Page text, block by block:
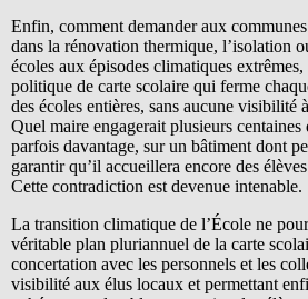
Enfin, comment demander aux
dans la rénovation thermique, l’isolation
écoles aux épisodes climatiques
politique de carte scolaire qui ferme
des écoles entières, sans aucune visibilité
Quel maire engagerait plusieurs centaines
parfois davantage, sur un bâtiment dont
garantir qu’il accueillera encore des
Cette contradiction est devenue intenable.
La transition climatique de l’École ne
véritable plan pluriannuel de la carte
concertation avec les personnels et les
visibilité aux élus locaux et permettant